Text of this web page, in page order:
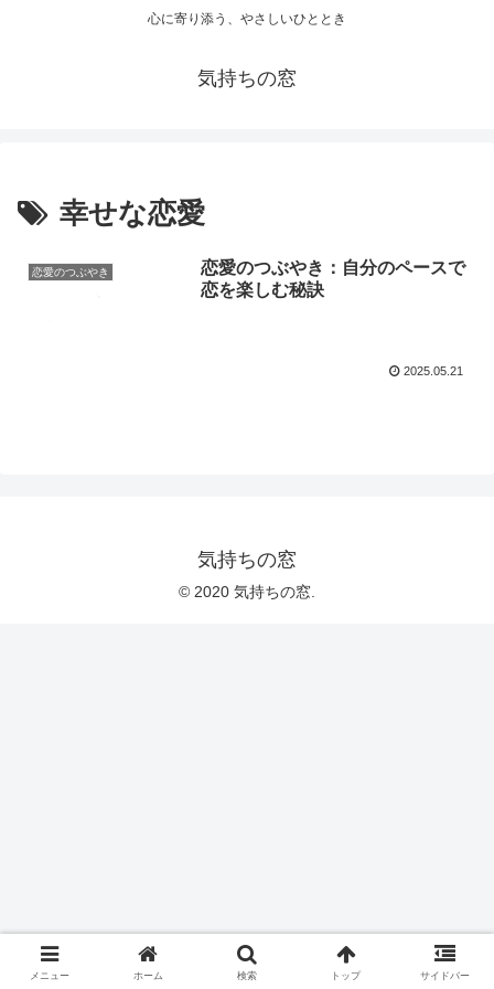
心に寄り添う、やさしいひととき
気持ちの窓
幸せな恋愛
恋愛のつぶやき
恋愛のつぶやき：自分のペースで
恋を楽しむ秘訣
2025.05.21
気持ちの窓
© 2020 気持ちの窓.
メニュー ホーム 検索 トップ サイドバー